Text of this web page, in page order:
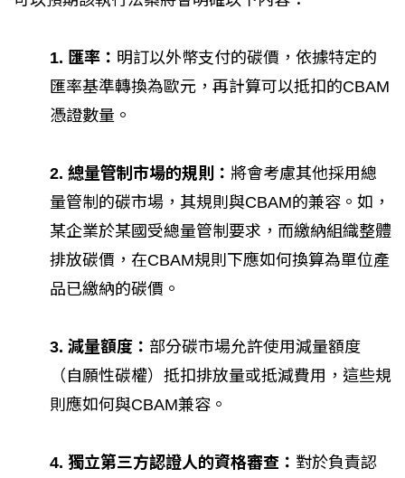
1. 匯率： 明訂以外幣支付的碳價，依據特定的
匯率基準轉換為歐元，再計算可以抵扣的CBAM
憑證數量。
2. 總量管制市場的規則： 將會考慮其他採用總
量管制的碳市場，其規則與CBAM的兼容。如，
某企業於某國受總量管制要求，而繳納組織整體
排放碳價，在CBAM規則下應如何換算為單位產
品已繳納的碳價。
3. 減量額度： 部分碳市場允許使用減量額度
（自願性碳權）抵扣排放量或抵減費用，這些規
則應如何與CBAM兼容。
4. 獨立第三方認證人的資格審查： 對於負責認